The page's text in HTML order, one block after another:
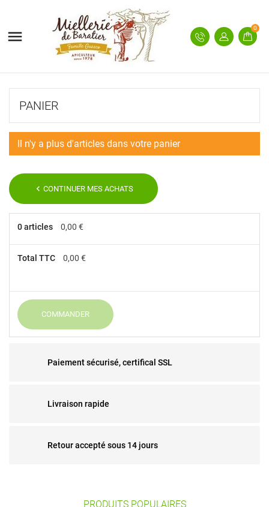
 0
PANIER
Il n'y a plus d'articles dans votre panier
chevron_leftCONTINUER MES ACHATS
0 articles 0,00 €
Total TTC 0,00 €
COMMANDER
Paiement sécurisé, certifical SSL
Livraison rapide
Retour accepté sous 14 jours
PRODUITS POPULAIRES